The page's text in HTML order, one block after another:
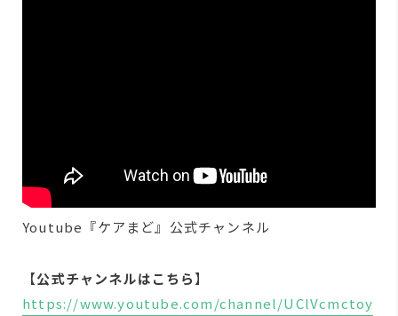
Youtube『ケアまど』公式チャンネル
【公式チャンネルはこちら】
https://www.youtube.com/channel/UClVcmctoy